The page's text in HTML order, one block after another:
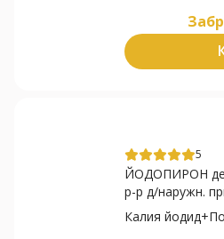
5
ЙОДОПИРОН
р-р д/наружн.